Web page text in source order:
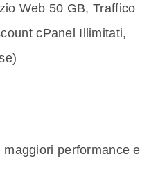
Web 50 GB, Traffico
cPanel Illimitati,
performance e